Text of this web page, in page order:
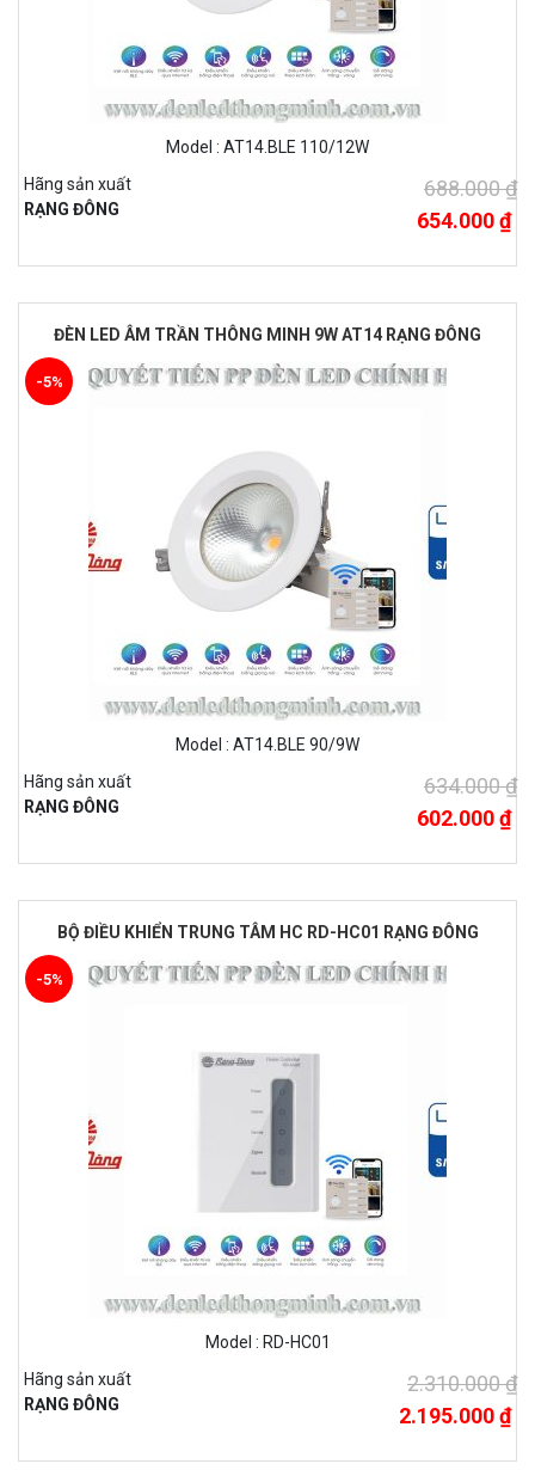
Model : AT14.BLE 110/12W
Hãng sản xuất
RẠNG ĐÔNG
688.000 ₫
654.000 ₫
ĐÈN LED ÂM TRẦN THÔNG MINH 9W AT14 RẠNG ĐÔNG
Model : AT14.BLE 90/9W
Hãng sản xuất
RẠNG ĐÔNG
634.000 ₫
602.000 ₫
-5%
BỘ ĐIỀU KHIỂN TRUNG TÂM HC RD-HC01 RẠNG ĐÔNG
Model : RD-HC01
Hãng sản xuất
RẠNG ĐÔNG
2.310.000 ₫
2.195.000 ₫
-5%